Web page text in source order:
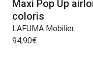
Maxi Pop Up
coloris
LAFUMA Mobilier
94,90€